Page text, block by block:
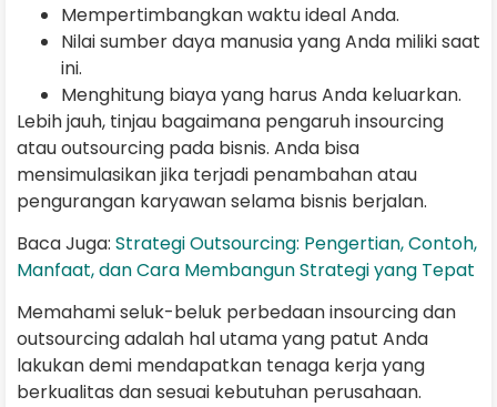
Mempertimbangkan waktu ideal Anda.
Nilai sumber daya manusia yang Anda miliki saat
ini.
Menghitung biaya yang harus Anda keluarkan.
Lebih jauh, tinjau bagaimana pengaruh insourcing
atau outsourcing pada bisnis. Anda bisa
mensimulasikan jika terjadi penambahan atau
pengurangan karyawan selama bisnis berjalan.
Baca Juga: Strategi Outsourcing: Pengertian, Contoh,
Manfaat, dan Cara Membangun Strategi yang Tepat
Memahami seluk-beluk perbedaan insourcing dan
outsourcing adalah hal utama yang patut Anda
lakukan demi mendapatkan tenaga kerja yang
berkualitas dan sesuai kebutuhan perusahaan.